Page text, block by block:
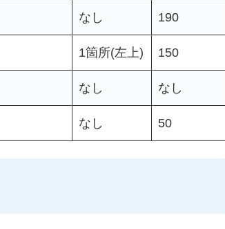
なし 190
1箇所(左上) 150
なし なし
なし 50